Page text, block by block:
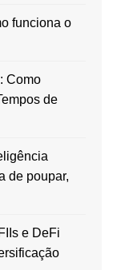
funciona o
Como
de
de poupar,
e DeFi